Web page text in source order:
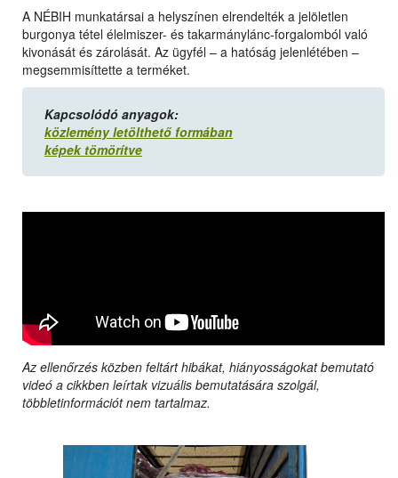
A NÉBIH munkatársai a helyszínen elrendelték a jelöletlen
burgonya tétel élelmiszer- és takarmánylánc-forgalomból való
kivonását és zárolását. Az ügyfél – a hatóság jelenlétében –
megsemmisíttette a terméket.
Kapcsolódó anyagok:
közlemény letölthető formában
képek tömörítve
Az ellenőrzés közben feltárt hibákat, hiányosságokat bemutató
videó a cikkben leírtak vizuális bemutatására szolgál,
többletinformációt nem tartalmaz.